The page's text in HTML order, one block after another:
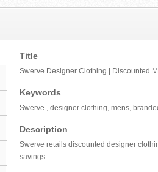
Title
Swerve Designer Clothing | Discounted
Keywords
Swerve , designer clothing, mens,
Description
Swerve retails discounted designer
savings.